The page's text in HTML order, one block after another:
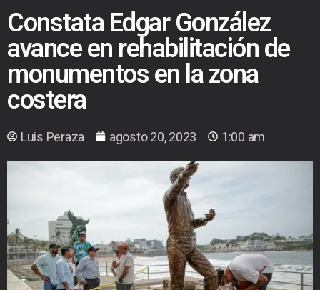
Constata Edgar González
avance en rehabilitación de
monumentos en la zona
costera
Luis Peraza agosto 20, 2023 1:00 am